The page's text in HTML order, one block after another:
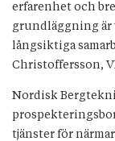
erfarenhet och
grundläggning är
långsiktiga
Christoffersson,
Nordisk
tjänster för